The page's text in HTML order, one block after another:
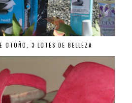
OTOÑO, 3 LOTES DE BELLEZA